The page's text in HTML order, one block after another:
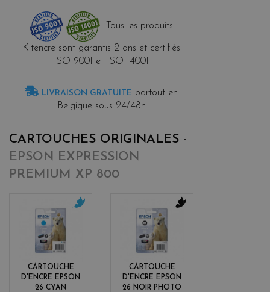
Tous les produits
Kitencre sont garantis 2 ans et certifiés
ISO 9001 et ISO 14001
LIVRAISON GRATUITE partout en
Belgique sous 24/48h
CARTOUCHES ORIGINALES -
EPSON EXPRESSION
PREMIUM XP 800
CARTOUCHE
D'ENCRE EPSON
26 CYAN
CARTOUCHE
D'ENCRE EPSON
26 NOIR PHOTO
k